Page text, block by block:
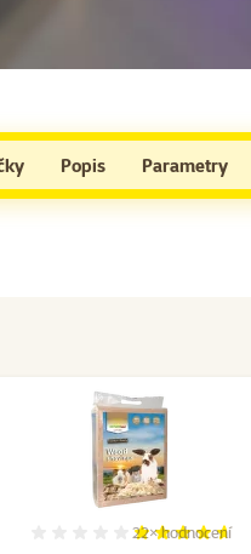
Popis Parametry
14 Hodnocení
22×hodnocení